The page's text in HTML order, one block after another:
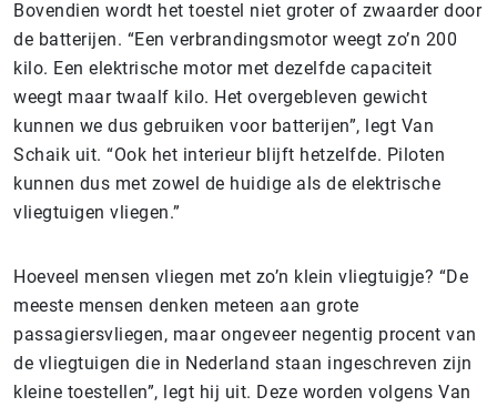
Bovendien wordt het toestel niet groter of zwaarder door
de batterijen. “Een verbrandingsmotor weegt zo’n 200
kilo. Een elektrische motor met dezelfde capaciteit
weegt maar twaalf kilo. Het overgebleven gewicht
kunnen we dus gebruiken voor batterijen”, legt Van
Schaik uit. “Ook het interieur blijft hetzelfde. Piloten
kunnen dus met zowel de huidige als de elektrische
vliegtuigen vliegen.”
Hoeveel mensen vliegen met zo’n klein vliegtuigje? “De
meeste mensen denken meteen aan grote
passagiersvliegen, maar ongeveer negentig procent van
de vliegtuigen die in Nederland staan ingeschreven zijn
kleine toestellen”, legt hij uit. Deze worden volgens Van